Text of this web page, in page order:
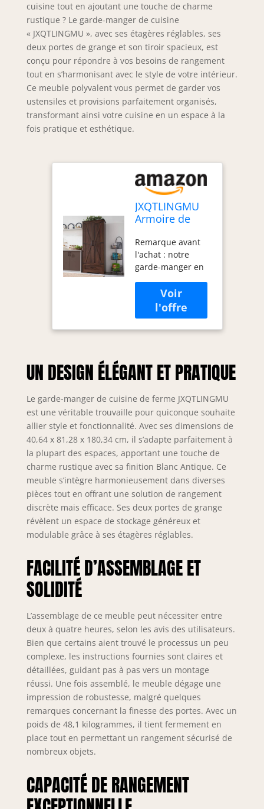
cuisine tout en ajoutant une touche de charme
rustique ? Le garde-manger de cuisine
« JXQTLINGMU », avec ses étagères réglables, ses
deux portes de grange et son tiroir spacieux, est
conçu pour répondre à vos besoins de rangement
tout en s’harmonisant avec le style de votre intérieur.
Ce meuble polyvalent vous permet de garder vos
ustensiles et provisions parfaitement organisés,
transformant ainsi votre cuisine en un espace à la
fois pratique et esthétique.
JXQTLINGMU
Armoire de
cuisine en bois
de style
rustique avec
étagères
réglables, 2
portes de
grange et tiroir,
rangement
manger, salle
de bain,
marron
rustique
Remarque avant
l'achat : notre
garde-manger en
dispose d'une
seule planche
complète pour la
structure
beaucoup d'autres
produits sur le
rend plus durable.
Cependant, une
manipulation
brutale pendant
l'expédition peut
parfois
endommager ces
longues planches.
Si vous rencontrez
des problèmes,
veuillez nous
contacter pour un
rapide et facile
Rangement
mesure 81,3 cm de
large x 40,6 cm de
profondeur x 180,3
cm de haut, avec
mesurant 66 cm de
large x 27,9 cm de
profondeur x 22,9
cm de haut.
Rangement
spacieux et
organisée et
magnifiquement
UN DESIGN ÉLÉGANT ET PRATIQUE
Le garde-manger de cuisine de ferme JXQTLINGMU
est une véritable trouvaille pour quiconque souhaite
allier style et fonctionnalité. Avec ses dimensions de
40,64 x 81,28 x 180,34 cm, il s’adapte parfaitement à
la plupart des espaces, apportant une touche de
charme rustique avec sa finition Blanc Antique. Ce
meuble s’intègre harmonieusement dans diverses
pièces tout en offrant une solution de rangement
discrète mais efficace. Ses deux portes de grange
révèlent un espace de stockage généreux et
modulable grâce à ses étagères réglables.
FACILITÉ D’ASSEMBLAGE ET
SOLIDITÉ
L’assemblage de ce meuble peut nécessiter entre
deux à quatre heures, selon les avis des utilisateurs.
Bien que certains aient trouvé le processus un peu
complexe, les instructions fournies sont claires et
détaillées, guidant pas à pas vers un montage
réussi. Une fois assemblé, le meuble dégage une
impression de robustesse, malgré quelques
remarques concernant la finesse des portes. Avec un
poids de 48,1 kilogrammes, il tient fermement en
place tout en permettant un rangement sécurisé de
nombreux objets.
CAPACITÉ DE RANGEMENT